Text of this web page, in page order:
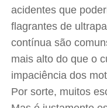
acidentes que
flagrantes de
contínua são
mais alto do que o
impaciência dos
Por sorte, muitos